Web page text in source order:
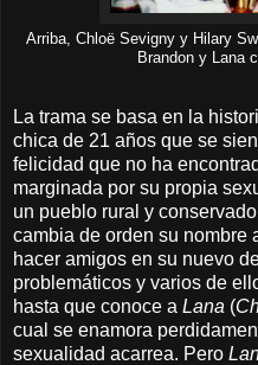
Arriba, Chloë Sevigny y Hilary
Brandon y Lana
La trama se basa en la
chica de 21 años que se
felicidad que no ha
marginada por su propia
un pueblo rural y
cambia de orden su nombre
hacer amigos en su nuevo
problemáticos y varios de
hasta que conoce a Lana (
cual se enamora
sexualidad acarrea. Pero